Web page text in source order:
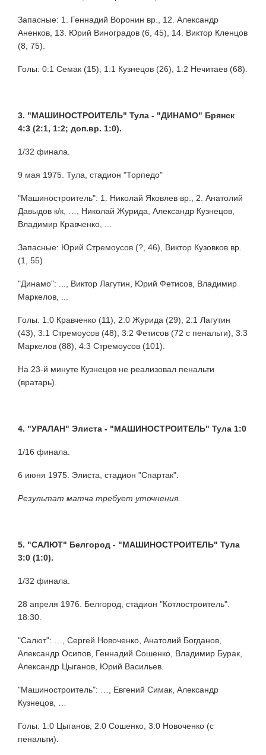
Запасные: 1. Геннадий Воронин вр., 12. Александр
Аненков, 13. Юрий Виноградов (6, 45), 14. Виктор Кленцов
(8, 75).
Голы: 0:1 Семак (15), 1:1 Кузнецов (26), 1:2 Нечитаев (68).
3. "МАШИНОСТРОИТЕЛЬ" Тула - "ДИНАМО" Брянск
4:3 (2:1, 1:2; доп.вр. 1:0).
1/32 финала.
9 мая 1975. Тула, стадион "Торпедо"
"Машиностроитель": 1. Николай Яковлев вр., 2. Анатолий
Давыдов к/к, …, Николай Журида, Александр Кузнецов,
Владимир Кравченко, ...
Запасные: Юрий Стремоусов (?, 46), Виктор Кузовков вр.
(1, 55)
"Динамо": ..., Виктор Лагутин, Юрий Фетисов, Владимир
Маркелов, ...
Голы: 1:0 Кравченко (11), 2:0 Журида (29), 2:1 Лагутин
(43), 3:1 Стремоусов (48), 3:2 Фетисов (72 с пенальти), 3:3
Маркелов (88), 4:3 Стремоусов (101).
На 23-й минуте Кузнецов не реализовал пенальти
(вратарь).
4. "УРАЛАН" Элиста - "МАШИНОСТРОИТЕЛЬ" Тула 1:0
1/16 финала.
6 июня 1975. Элиста, стадион "Спартак".
Результат матча требует уточнения.
5. "САЛЮТ" Белгород - "МАШИНОСТРОИТЕЛЬ" Тула
3:0 (1:0).
1/32 финала.
28 апреля 1976. Белгород, стадион "Котлостроитель".
18:30.
"Салют": …, Сергей Новоченко, Анатолий Богданов,
Александр Осипов, Геннадий Сошенко, Владимир Бурак,
Александр Цыганов, Юрий Васильев.
"Машиностроитель": …, Евгений Симак, Александр
Кузнецов, …
Голы: 1:0 Цыганов, 2:0 Сошенко, 3:0 Новоченко (с
пенальти).